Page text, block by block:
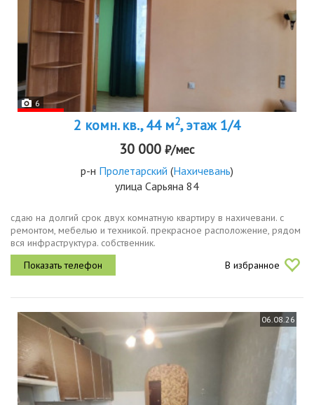
6
2 комн. кв., 44 м2, этаж 1/4
30 000 ₽/мес
р-н Пролетарский (Нахичевань)
улица Сарьяна 84
сдаю на долгий срок двух комнатную квартиру в нахичевани. с
ремонтом, мебелью и техникой. прекрасное расположение, рядом
вся инфраструктура. собственник.
В избранное
06.08.26